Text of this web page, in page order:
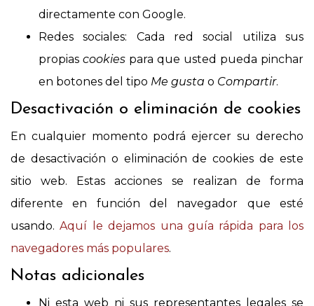
directamente con Google.
Redes sociales: Cada red social utiliza sus
propias cookies para que usted pueda pinchar
en botones del tipo Me gusta o Compartir.
Desactivación o eliminación de cookies
En cualquier momento podrá ejercer su derecho
de desactivación o eliminación de cookies de este
sitio web. Estas acciones se realizan de forma
diferente en función del navegador que esté
usando.Aquí le dejamos una guía rápida para los
navegadores más populares.
Notas adicionales
Ni esta web ni sus representantes legales se